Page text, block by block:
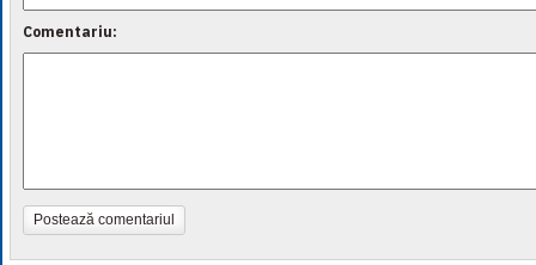
Comentariu:
Postează comentariul